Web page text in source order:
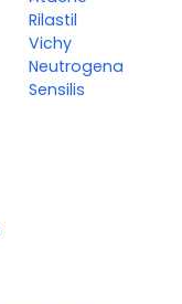
Rilastil
Vichy
Neutrogena
Sensilis